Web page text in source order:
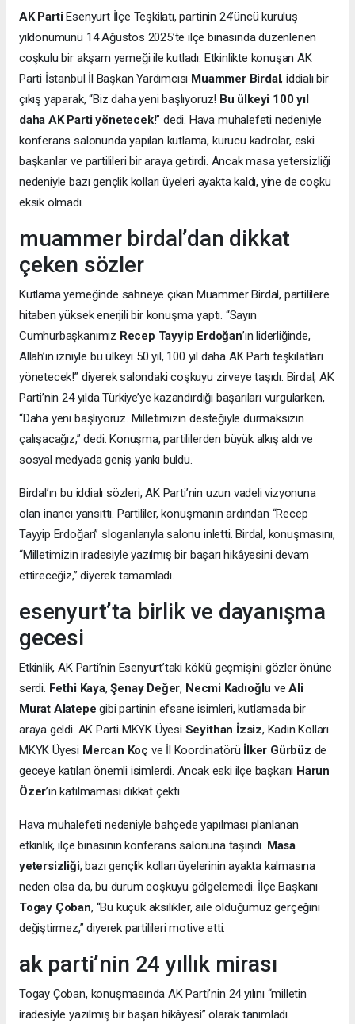
AK PartiEsenyurt İlçe Teşkilatı, partinin 24’üncü kuruluş
yıldönümünü 14 Ağustos 2025’te ilçe binasında düzenlenen
coşkulu bir akşam yemeği ile kutladı. Etkinlikte konuşan AK
Parti İstanbul İl Başkan Yardımcısı Muammer Birdal, iddialı bir
çıkış yaparak, “Biz daha yeni başlıyoruz! Bu ülkeyi 100 yıl
daha AK Parti yönetecek!” dedi. Hava muhalefeti nedeniyle
konferans salonunda yapılan kutlama, kurucu kadrolar, eski
başkanlar ve partilileri bir araya getirdi. Ancak masa yetersizliği
nedeniyle bazı gençlik kolları üyeleri ayakta kaldı, yine de coşku
eksik olmadı.
muammer birdal’dan dikkat
çeken sözler
Kutlama yemeğinde sahneye çıkan Muammer Birdal, partililere
hitaben yüksek enerjili bir konuşma yaptı. “Sayın
Cumhurbaşkanımız Recep Tayyip Erdoğan’ın liderliğinde,
Allah’ın izniyle bu ülkeyi 50 yıl, 100 yıl daha AK Parti teşkilatları
yönetecek!” diyerek salondaki coşkuyu zirveye taşıdı. Birdal, AK
Parti’nin 24 yılda Türkiye’ye kazandırdığı başarıları vurgularken,
“Daha yeni başlıyoruz. Milletimizin desteğiyle durmaksızın
çalışacağız,” dedi. Konuşma, partililerden büyük alkış aldı ve
sosyal medyada geniş yankı buldu.
Birdal’ın bu iddialı sözleri, AK Parti’nin uzun vadeli vizyonuna
olan inancı yansıttı. Partililer, konuşmanın ardından “Recep
Tayyip Erdoğan” sloganlarıyla salonu inletti. Birdal, konuşmasını,
“Milletimizin iradesiyle yazılmış bir başarı hikâyesini devam
ettireceğiz,” diyerek tamamladı.
esenyurt’ta birlik ve dayanışma
gecesi
Etkinlik, AK Parti’nin Esenyurt’taki köklü geçmişini gözler önüne
serdi. Fethi Kaya,Şenay Değer, Necmi Kadıoğlu veAli
Murat Alatepe gibi partinin efsane isimleri, kutlamada bir
araya geldi. AK Parti MKYK Üyesi Seyithan İzsiz, Kadın Kolları
MKYK Üyesi Mercan Koç ve İl Koordinatörü İlker Gürbüz de
geceye katılan önemli isimlerdi. Ancak eski ilçe başkanı Harun
Özer’in katılmaması dikkat çekti.
Hava muhalefeti nedeniyle bahçede yapılması planlanan
etkinlik, ilçe binasının konferans salonuna taşındı. Masa
yetersizliği, bazı gençlik kolları üyelerinin ayakta kalmasına
neden olsa da, bu durum coşkuyu gölgelemedi. İlçe Başkanı
Togay Çoban, “Bu küçük aksilikler, aile olduğumuz gerçeğini
değiştirmez,” diyerek partilileri motive etti.
ak parti’nin 24 yıllık mirası
Togay Çoban, konuşmasında AK Parti’nin 24 yılını “milletin
iradesiyle yazılmış bir başarı hikâyesi” olarak tanımladı.